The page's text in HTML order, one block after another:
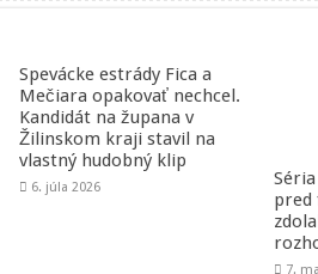
Spevácke estrády Fica a
Mečiara opakovať nechcel.
Kandidát na župana v
Žilinskom kraji stavil na
vlastný hudobný klip
6. júla 2026
pred
7.